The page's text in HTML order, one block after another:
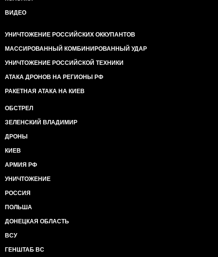
ВИДЕО
УНИЧТОЖЕНИЕ РОССИЙСКИХ ОККУПАНТОВ
МАССИРОВАННЫЙ КОМБИНИРОВАННЫЙ УДАР
УНИЧТОЖЕНИЕ РОССИЙСКОЙ ТЕХНИКИ
АТАКА ДРОНОВ НА РЕГИОНЫ РФ
РАКЕТНАЯ АТАКА НА КИЕВ
ОБСТРЕЛ
ЗЕЛЕНСКИЙ ВЛАДИМИР
ДРОНЫ
КИЕВ
АРМИЯ РФ
УНИЧТОЖЕНИЕ
РОССИЯ
ПОЛЬША
ДОНЕЦКАЯ ОБЛАСТЬ
ВСУ
ГЕНШТАБ ВС